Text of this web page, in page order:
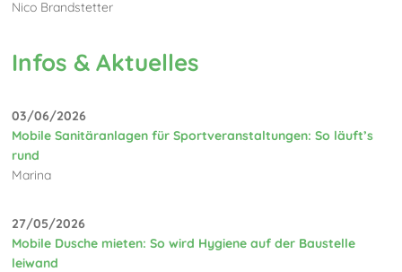
Nico Brandstetter
Infos & Aktuelles
03/06/2026
Mobile Sanitäranlagen für Sportveranstaltungen: So läuft’s
rund
Marina
27/05/2026
Mobile Dusche mieten: So wird Hygiene auf der Baustelle
leiwand